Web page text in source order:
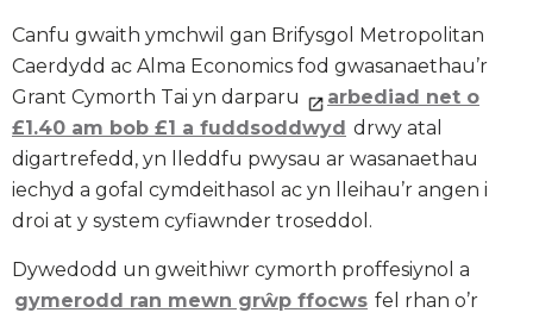
Canfu gwaith ymchwil gan Brifysgol Metropolitan
Caerdydd ac Alma Economics fod gwasanaethau’r
Grant Cymorth Tai yn darparu
arbediad net o
£1.40 am bob £1 a fuddsoddwyd drwy atal
digartrefedd, yn lleddfu pwysau ar wasanaethau
iechyd a gofal cymdeithasol ac yn lleihau’r angen i
droi at y system cyfiawnder troseddol.
Dywedodd un gweithiwr cymorth proffesiynol a
gymerodd ran mewn grŵp ffocws fel rhan o’r